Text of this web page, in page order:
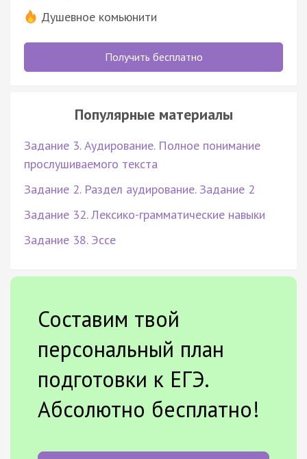
Душевное комьюнити
Получить бесплатно
Популярные материалы
Задание 3. Аудирование. Полное понимание
прослушиваемого текста
Задание 2. Раздел аудирование. Задание 2
Задание 32. Лексико-грамматические навыки
Задание 38. Эссе
Составим твой
персональный план
подготовки к ЕГЭ.
Абсолютно бесплатно!